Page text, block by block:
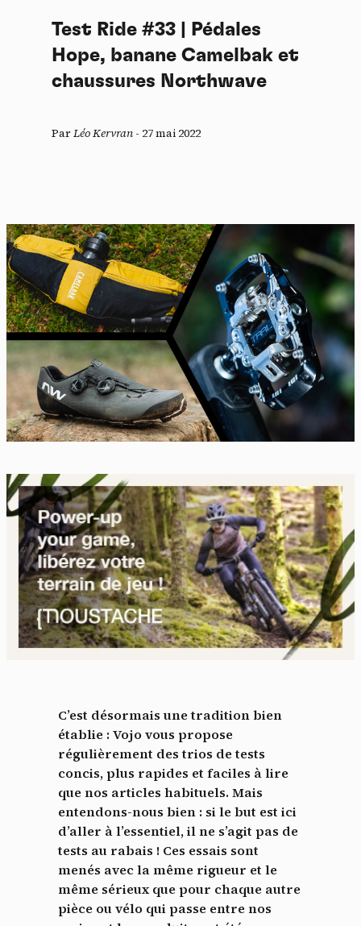
Test Ride #33 | Pédales
Hope, banane Camelbak et
chaussures Northwave
ParLéo Kervran - 27 mai 2022
C’est désormais une tradition bien
établie : Vojo vous propose
régulièrement des trios de tests
concis, plus rapides et faciles à lire
que nos articles habituels. Mais
entendons-nous bien : si le but est ici
d’aller à l’essentiel, il ne s’agit pas de
tests au rabais ! Ces essais sont
menés avec la même rigueur et le
même sérieux que pour chaque autre
pièce ou vélo qui passe entre nos